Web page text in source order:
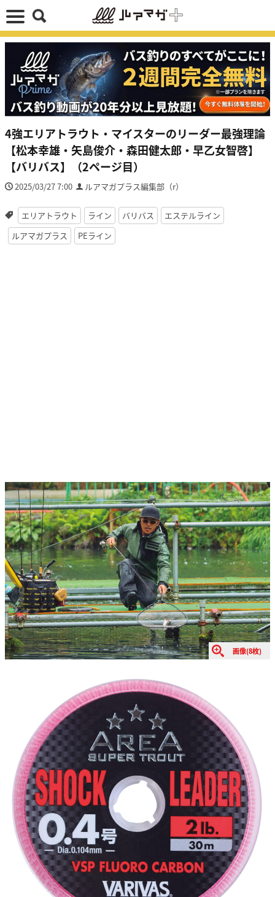
4強エリアトラウト・マイスターのリーダー最強理論
【松本幸雄・矢島俊介・森田健太郎・早乙女智啓】
【バリバス】（2ページ目）
2025/03/27 7:00 ルアマガプラス編集部（r）
エリアトラウト ライン バリバス
エステルライン
ルアマガプラス
PEライン
画像(8枚)